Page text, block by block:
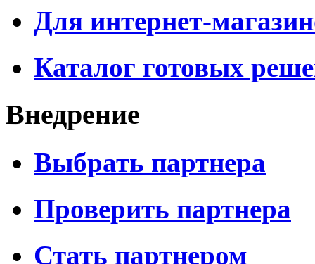
Для интернет-
Каталог готовых
Внедрение
Выбрать партнера
Проверить партнера
Стать партнером